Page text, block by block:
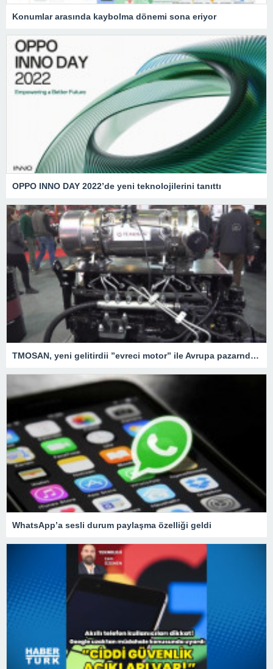
Konumlar arasında kaybolma dönemi sona eriyor
OPPO INNO DAY 2022’de yeni teknolojilerini tanıttı
TMOSAN, yeni gelitirdii ”evreci motor” ile Avrupa pazarnda hzla bymeyi hedefliyor
WhatsApp’a sesli durum paylaşma özelliği geldi